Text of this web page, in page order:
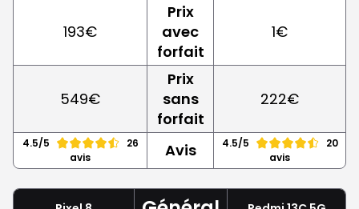
193€
Prix
avec
forfait
1€
549€
Prix
sans
forfait
222€
4.5/5
26
avis
Avis 4.5/5
20
avis